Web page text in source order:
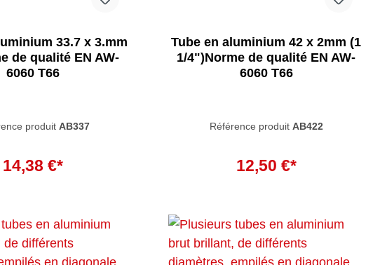
33.7 x 3.mm
de qualité EN AW-
6060 T66
produit AB337
14,38 €*
Tube en aluminium 42 x 2mm (1
1/4")Norme de qualité EN AW-
6060 T66
Référence produit AB422
12,50 €*